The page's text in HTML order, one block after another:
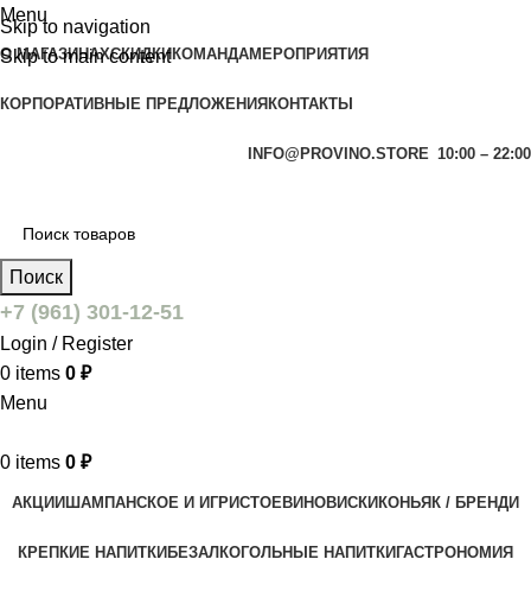
Skip to navigation
Skip to main content
Menu
О МАГАЗИНАХСКИДКИКОМАНДАМЕРОПРИЯТИЯ
КОРПОРАТИВНЫЕ ПРЕДЛОЖЕНИЯ КОНТАКТЫ
INFO@PROVINO.STORE 10:00 – 22:00
Поиск
+7 (961) 301-12-51
Login / Register
0 items 0 ₽
Menu
0 items 0 ₽
АКЦИИШАМПАНСКОЕ И ИГРИСТОЕВИНОВИСКИКОНЬЯК / БРЕНДИ
КРЕПКИЕ НАПИТКИБЕЗАЛКОГОЛЬНЫЕ НАПИТКИГАСТРОНОМИЯ